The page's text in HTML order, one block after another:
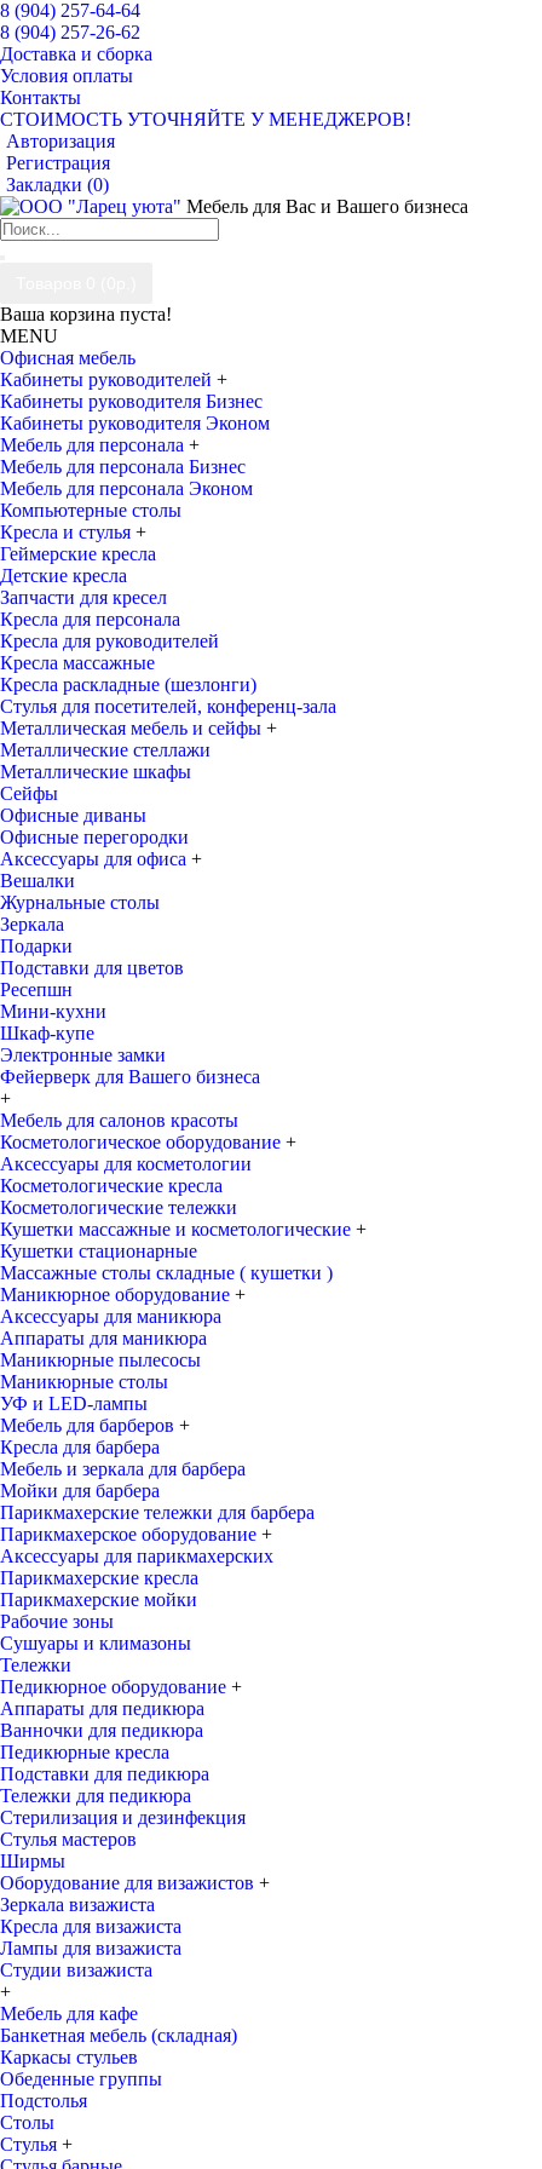
8 (904) 257-64-64
8 (904) 257-26-62
Доставка и сборка
Условия оплаты
Контакты
СТОИМОСТЬ УТОЧНЯЙТЕ У МЕНЕДЖЕРОВ!
Авторизация
Регистрация
Закладки (0)
Мебель для Вас и Вашего бизнеса
Ваша корзина пуста!
MENU
Офисная мебель
Кабинеты руководителей +
Кабинеты руководителя Бизнес
Кабинеты руководителя Эконом
Мебель для персонала +
Мебель для персонала Бизнес
Мебель для персонала Эконом
Компьютерные столы
Кресла и стулья +
Геймерские кресла
Детские кресла
Запчасти для кресел
Кресла для персонала
Кресла для руководителей
Кресла массажные
Кресла раскладные (шезлонги)
Стулья для посетителей, конференц-зала
Металлическая мебель и сейфы +
Металлические стеллажи
Металлические шкафы
Сейфы
Офисные диваны
Офисные перегородки
Аксессуары для офиса +
Вешалки
Журнальные столы
Зеркала
Подарки
Подставки для цветов
Ресепшн
Мини-кухни
Шкаф-купе
Электронные замки
Фейерверк для Вашего бизнеса
+
Мебель для салонов красоты
Косметологическое оборудование +
Аксессуары для косметологии
Косметологические кресла
Косметологические тележки
Кушетки массажные и косметологические +
Кушетки стационарные
Массажные столы складные ( кушетки )
Маникюрное оборудование +
Аксессуары для маникюра
Аппараты для маникюра
Маникюрные пылесосы
Маникюрные столы
УФ и LED-лампы
Мебель для барберов +
Кресла для барбера
Мебель и зеркала для барбера
Мойки для барбера
Парикмахерские тележки для барбера
Парикмахерское оборудование +
Аксессуары для парикмахерских
Парикмахерские кресла
Парикмахерские мойки
Рабочие зоны
Сушуары и климазоны
Тележки
Педикюрное оборудование +
Аппараты для педикюра
Ванночки для педикюра
Педикюрные кресла
Подставки для педикюра
Тележки для педикюра
Стерилизация и дезинфекция
Стулья мастеров
Ширмы
Оборудование для визажистов +
Зеркала визажиста
Кресла для визажиста
Лампы для визажиста
Студии визажиста
+
Мебель для кафе
Банкетная мебель (складная)
Каркасы стульев
Обеденные группы
Подстолья
Столы
Стулья +